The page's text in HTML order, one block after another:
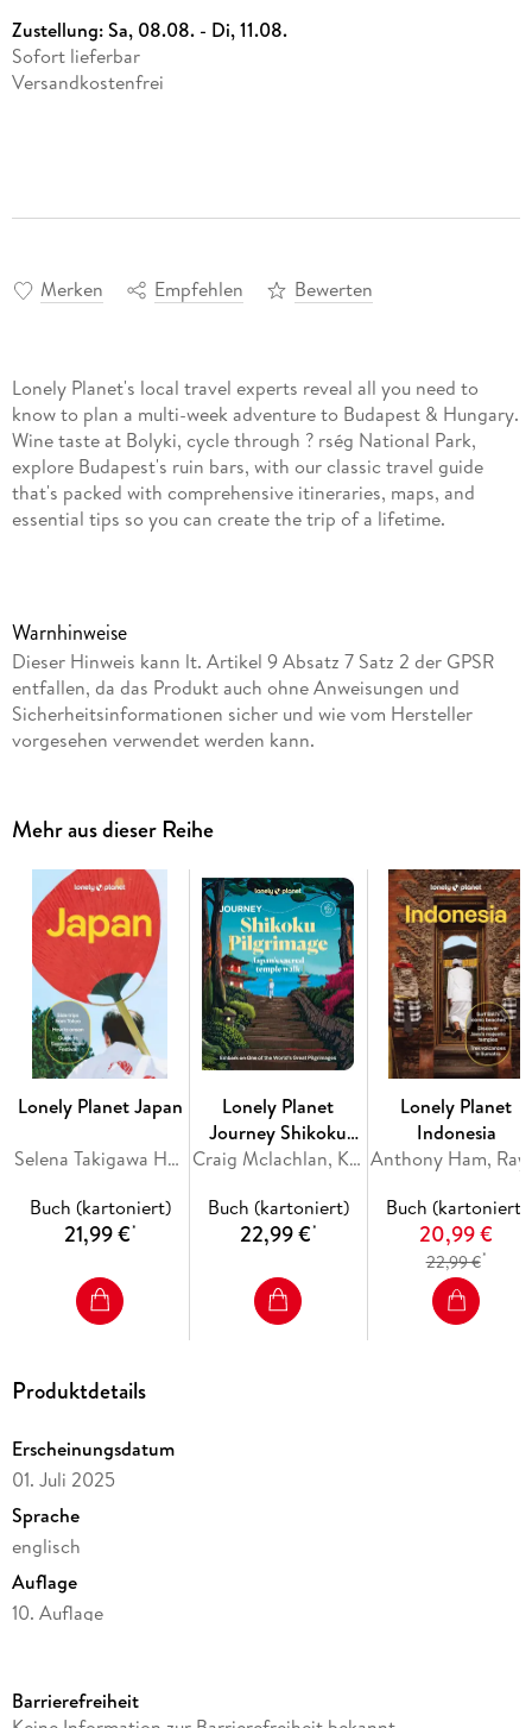
Zustellung:Sa, 08.08. - Di, 11.08.
Sofort lieferbar
Versandkostenfrei
Merken Empfehlen Bewerten
Lonely Planet's local travel experts reveal all you need to
know to plan a multi-week adventure to Budapest & Hungary.
Wine taste at Bolyki, cycle through ? rség National Park,
explore Budapest's ruin bars, with our classic travel guide
that's packed with comprehensive itineraries, maps, and
essential tips so you can create the trip of a lifetime.
Warnhinweise
Dieser Hinweis kann lt. Artikel 9 Absatz 7 Satz 2 der GPSR
entfallen, da das Produkt auch ohne Anweisungen und
Sicherheitsinformationen sicher und wie vom Hersteller
vorgesehen verwendet werden kann.
Mehr aus dieser Reihe
Lonely Planet Japan
Selena Takigawa Hoy, Ray Bartlett, Rob Goss, Felicity Hughes, Jessica Korteman
Buch (kartoniert)
21,99 €*
Lonely Planet
Journey Shikoku
Pilgrimage
Craig Mclachlan, Kim Kahan, Jessica Korteman, Rie Miyoshi, Kathryn Wortley
Buch (kartoniert)
22,99 €*
Lonely Planet
Indonesia
Buch (kartoniert)
20,99 €
22,99 €*
Produktdetails
Erscheinungsdatum
01. Juli 2025
Sprache
englisch
Auflage
10. Auflage
Reihe
Barrierefreiheit